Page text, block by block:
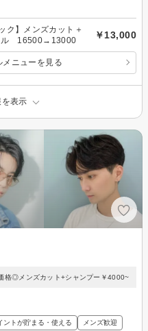
ク】メンズカット＋
ル 16500→13000
￥13,000
ニューを見る
表示
格◎メンズカット+シャンプー￥4000~
ントが貯まる・使える メンズ歓迎